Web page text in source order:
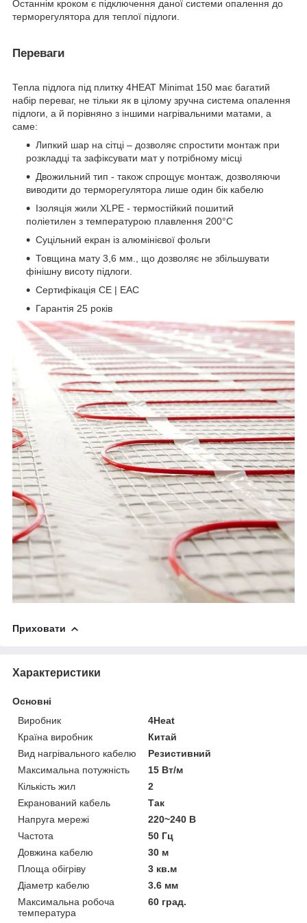
Останнім кроком є підключення даної системи опалення до
терморегулятора для теплої підлоги.
Переваги
Тепла підлога під плитку 4HEAT Minimat 150 має багатий
набір переваг, не тільки як в цілому зручна система опалення
підлоги, а й порівняно з іншими нагрівальними матами, а
саме:
Липкий шар на сітці – дозволяє спростити монтаж при
розкладці та зафіксувати мат у потрібному місці
Двожильний тип - також спрощує монтаж, дозволяючи
виводити до терморегулятора лише один бік кабелю
Ізоляція жили XLPE - термостійкий пошитий
поліетилен з температурою плавлення 200°C
Суцільний екран із алюмінієвої фольги
Товщина мату 3,6 мм., що дозволяє не збільшувати
фінішну висоту підлоги.
Сертифікація CE | EAC
Гарантія 25 років
Приховати
Характеристики
Основні
Виробник
4Heat
Країна виробник
Китай
Вид нагрівального кабелю
Резистивний
Максимальна потужність
15 Вт/м
Кількість жил
2
Екранований кабель
Так
Напруга мережі
220~240 В
Частота
50 Гц
Довжина кабелю
30 м
Площа обігріву
3 кв.м
Діаметр кабелю
3.6 мм
Максимальна робоча
температура
60 град.